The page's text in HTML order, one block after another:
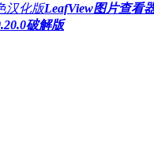
LeafView图片查看
破解版